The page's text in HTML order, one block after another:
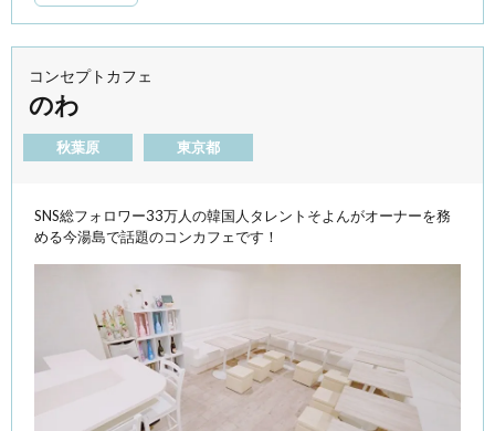
コンセプトカフェ
のわ
秋葉原 東京都
SNS総フォロワー33万人の韓国人タレントそよんがオーナーを務
める今湯島で話題のコンカフェです！